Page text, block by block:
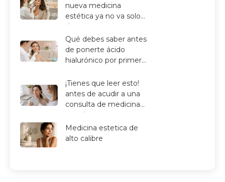
nueva medicina
estética ya no va solo
de arrugas
Qué debes saber antes
de ponerte ácido
hialurónico por primera
¡Tienes que leer esto!
antes de acudir a una
consulta de medicina
estetica
Medicina estetica de
alto calibre